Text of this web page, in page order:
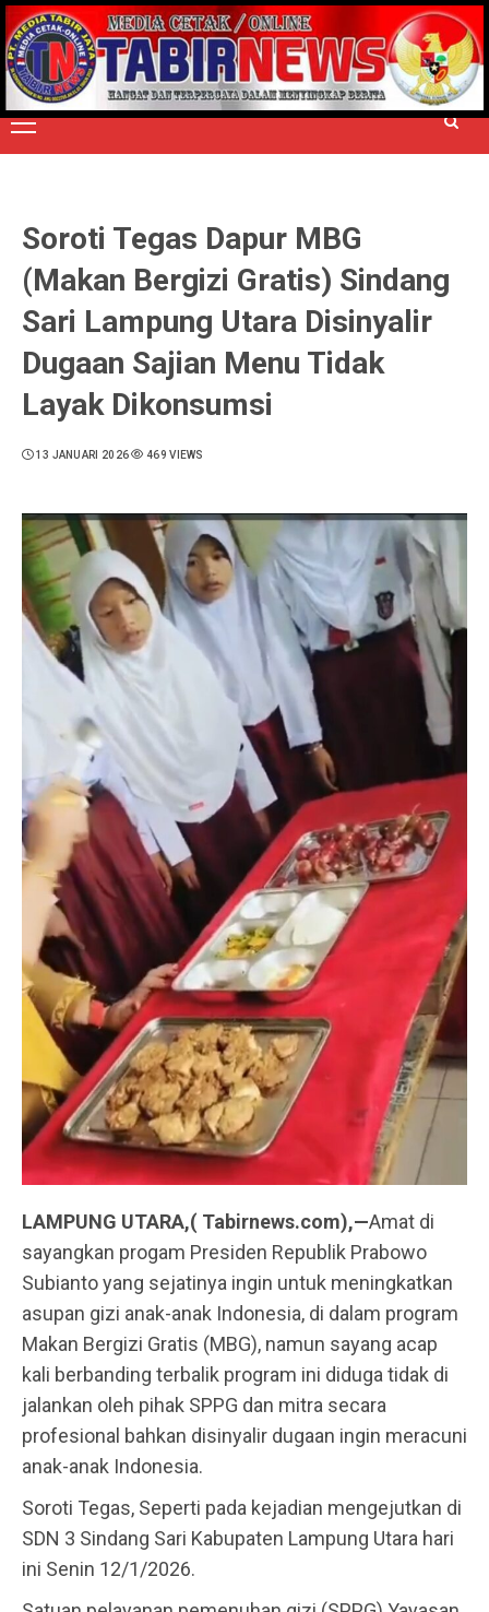
Skip
to
content
TERPERCAYA MENYINGKAP BERITA
Primary
Menu
Soroti Tegas Dapur MBG
(Makan Bergizi Gratis) Sindang
Sari Lampung Utara Disinyalir
Dugaan Sajian Menu Tidak
Layak Dikonsumsi
13 JANUARI 2026 469 VIEWS
LAMPUNG UTARA,( Tabirnews.com),—Amat di
sayangkan progam Presiden Republik Prabowo
Subianto yang sejatinya ingin untuk meningkatkan
asupan gizi anak-anak Indonesia, di dalam program
Makan Bergizi Gratis (MBG), namun sayang acap
kali berbanding terbalik program ini diduga tidak di
jalankan oleh pihak SPPG dan mitra secara
profesional bahkan disinyalir dugaan ingin meracuni
anak-anak Indonesia.
Soroti Tegas, Seperti pada kejadian mengejutkan di
SDN 3 Sindang Sari Kabupaten Lampung Utara hari
ini Senin 12/1/2026.